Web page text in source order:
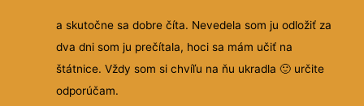
a skutočne sa dobre číta. Nevedela som ju odložiť za
dva dni som ju prečítala, hoci sa mám učiť na
štátnice. Vždy som si chvíľu na ňu ukradla🙂 určite
odporúčam.